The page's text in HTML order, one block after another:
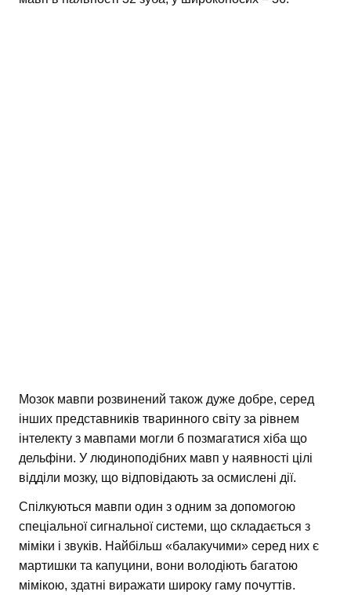
Мозок мавпи розвинений також дуже добре, серед
інших представників тваринного світу за рівнем
інтелекту з мавпами могли б позмагатися хіба що
дельфіни. У людиноподібних мавп у наявності цілі
відділи мозку, що відповідають за осмислені дії.
Спілкуються мавпи один з одним за допомогою
спеціальної сигнальної системи, що складається з
міміки і звуків. Найбільш «балакучими» серед них є
мартишки та капуцини, вони володіють багатою
мімікою, здатні виражати широку гаму почуттів.